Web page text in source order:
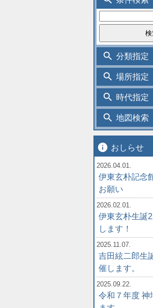
search 分類指定
search 場所指定
search 時代指定
search 地図検索
info おしらせ
2026.04.01.
伊東玄朴記念
お願い
2026.02.01.
伊東玄朴生誕
します！
2025.11.07.
吉田絃二郎生
催します。
2025.09.22.
令和７年度 神